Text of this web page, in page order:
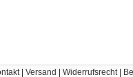
| Versand Widerrufsrecht|